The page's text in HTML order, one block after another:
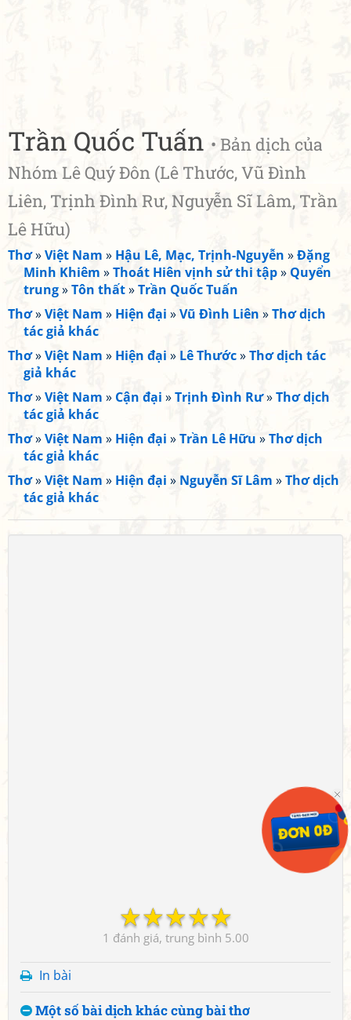
Trần Quốc Tuấn • Bản dịch của
Nhóm Lê Quý Đôn (Lê Thước, Vũ Đình
Liên, Trịnh Đình Rư, Nguyễn Sĩ Lâm, Trần
Lê Hữu)
Thơ»Việt Nam » Hậu Lê, Mạc, Trịnh-Nguyễn »Đặng
Minh Khiêm »Thoát Hiên vịnh sử thi tập» Quyển
trung»Tôn thất»Trần Quốc Tuấn
Thơ»Việt Nam » Hiện đại »Vũ Đình Liên »Thơ dịch
tác giả khác
Thơ»Việt Nam » Hiện đại » Lê Thước»Thơ dịch tác
giả khác
Thơ»Việt Nam » Cận đại »Trịnh Đình Rư»Thơ dịch
tác giả khác
Thơ»Việt Nam » Hiện đại »Trần Lê Hữu »Thơ dịch
tác giả khác
Thơ»Việt Nam » Hiện đại » Nguyễn Sĩ Lâm »Thơ dịch
tác giả khác
☆
☆
☆
☆
☆
1 5.00
In bài
Một số bài dịch khác cùng bài thơ